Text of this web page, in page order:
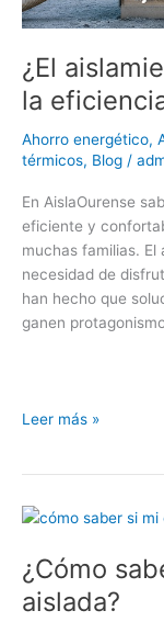
¿El
la
Ahorro energético,
térmicos, Blog /
En AislaOurense
eficiente y
muchas familias. El
necesidad de
han hecho que
ganen
Leer más »
¿Cómo
aislada?
¿Cómo
si
mi
casa